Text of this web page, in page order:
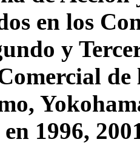
en los
y
de
1996,